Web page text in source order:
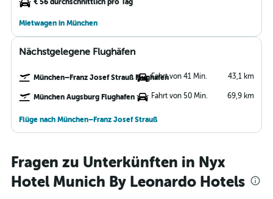
€ 56 durchschnittlich pro Tag
Mietwagen in München
Nächstgelegene Flughäfen
München–Franz Josef Strauß FlughafenFahrt von 41 Min. 43,1 km
München Augsburg Flughafen Fahrt von 50 Min. 69,9 km
Flüge nach München–Franz Josef Strauß
Fragen zu Unterkünften in Nyx
Hotel Munich By Leonardo Hotels